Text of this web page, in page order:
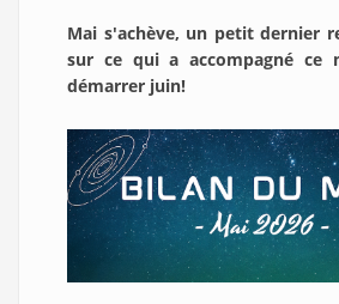
Mai s'achève, un petit dernier
sur ce qui a accompagné ce
démarrer juin!